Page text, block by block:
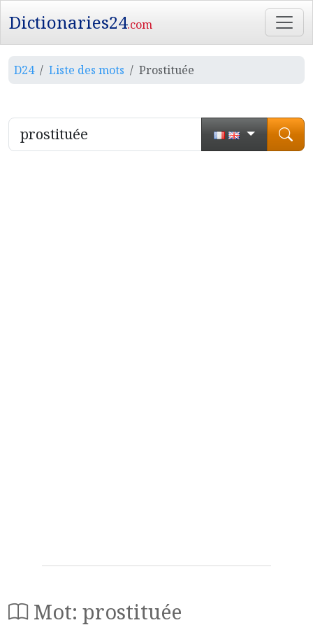
Dictionaries24.com
D24 Liste des mots Prostituée
Mot: prostituée